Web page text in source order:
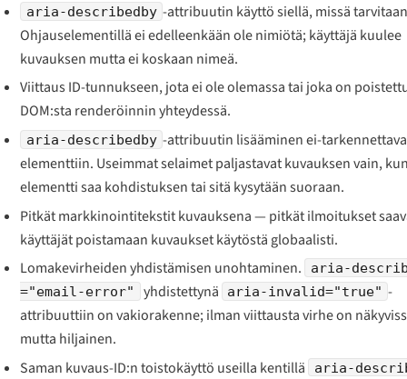
aria-describedby -attribuutin käyttö siellä, missä
Ohjauselementillä ei edelleenkään ole nimiötä; käyttäjä kuulee
kuvauksen mutta ei koskaan nimeä.
Viittaus ID-tunnukseen, jota ei ole olemassa tai joka on
DOM:sta renderöinnin yhteydessä.
aria-describedby -attribuutin lisääminen ei-
elementtiin. Useimmat selaimet paljastavat kuvauksen vain,
elementti saa kohdistuksen tai sitä kysytään suoraan.
Pitkät markkinointitekstit kuvauksena — pitkät ilmoitukset
käyttäjät poistamaan kuvaukset käytöstä globaalisti.
Lomakevirheiden yhdistämisen unohtaminen.
aria-
="email-error"
yhdistettynä aria-invalid="true" -
attribuuttiin on vakiorakenne; ilman viittausta virhe on
mutta hiljainen.
Saman kuvaus-ID:n toistokäyttö useilla kentillä
aria-